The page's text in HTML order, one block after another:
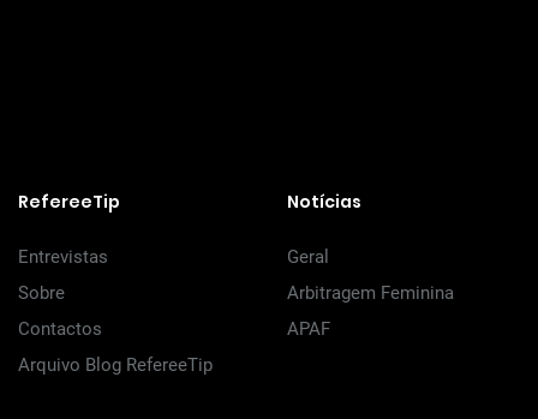
RefereeTip
Entrevistas
Sobre
Contactos
Arquivo Blog RefereeTip
Notícias
Geral
Arbitragem Feminina
APAF